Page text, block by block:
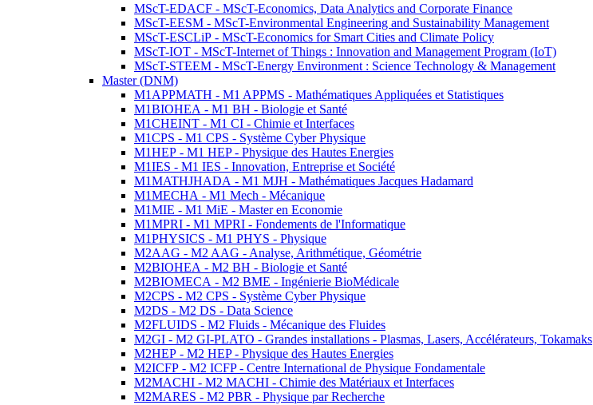
MScT-EDACF - MScT-Economics, Data Analytics and Corporate Finance
MScT-EESM - MScT-Environmental Engineering and Sustainability Management
MScT-ESCLiP - MScT-Economics for Smart Cities and Climate Policy
MScT-IOT - MScT-Internet of Things : Innovation and Management Program (IoT)
MScT-STEEM - MScT-Energy Environment : Science Technology & Management
Master (DNM)
M1APPMATH - M1 APPMS - Mathématiques Appliquées et Statistiques
M1BIOHEA - M1 BH - Biologie et Santé
M1CHEINT - M1 CI - Chimie et Interfaces
M1CPS - M1 CPS - Système Cyber Physique
M1HEP - M1 HEP - Physique des Hautes Energies
M1IES - M1 IES - Innovation, Entreprise et Société
M1MATHJHADA - M1 MJH - Mathématiques Jacques Hadamard
M1MECHA - M1 Mech - Mécanique
M1MIE - M1 MiE - Master en Economie
M1MPRI - M1 MPRI - Fondements de l'Informatique
M1PHYSICS - M1 PHYS - Physique
M2AAG - M2 AAG - Analyse, Arithmétique, Géométrie
M2BIOHEA - M2 BH - Biologie et Santé
M2BIOMECA - M2 BME - Ingénierie BioMédicale
M2CPS - M2 CPS - Système Cyber Physique
M2DS - M2 DS - Data Science
M2FLUIDS - M2 Fluids - Mécanique des Fluides
M2GI - M2 GI-PLATO - Grandes installations - Plasmas, Lasers, Accélérateurs, Tokamaks
M2HEP - M2 HEP - Physique des Hautes Energies
M2ICFP - M2 ICFP - Centre International de Physique Fondamentale
M2MACHI - M2 MACHI - Chimie des Matériaux et Interfaces
M2MARES - M2 PBR - Physique par Recherche